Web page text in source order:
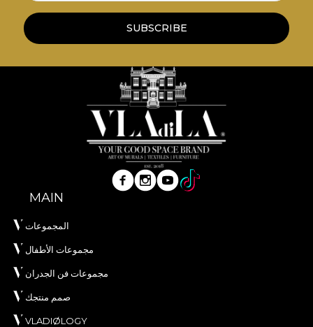
SUBSCRIBE
MAIN
المجموعات
مجموعات الأطفال
مجموعات فن الجدران
صمم منتجك
VLADIØLOGY